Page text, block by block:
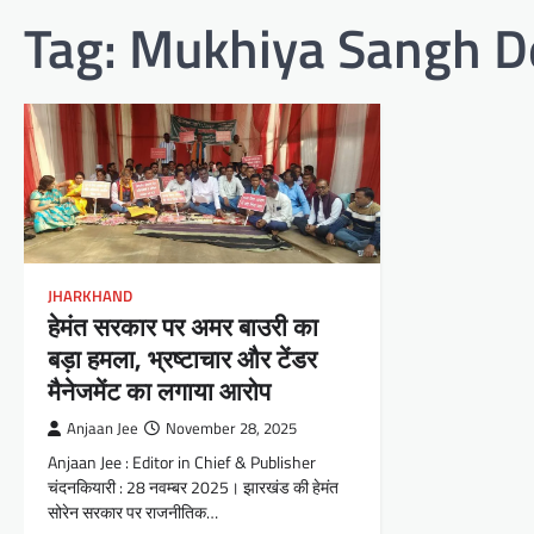
Tag: Mukhiya Sangh
JHARKHAND
हेमंत सरकार पर अमर बाउरी का
बड़ा हमला, भ्रष्टाचार और टेंडर
मैनेजमेंट का लगाया आरोप
Anjaan Jee November 28, 2025
Anjaan Jee : Editor in Chief & Publisher
चंदनकियारी : 28 नवम्बर 2025। झारखंड की हेमंत
सोरेन सरकार पर राजनीतिक…